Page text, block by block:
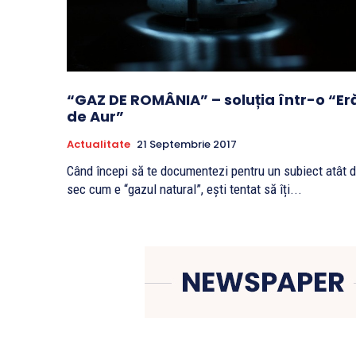
“GAZ DE ROMÂNIA” – soluția într-o
de Aur”
Actualitate 21 Septembrie 2017
Când începi să te documentezi pentru un subiect atât
sec cum e “gazul natural”, ești tentat să îți...